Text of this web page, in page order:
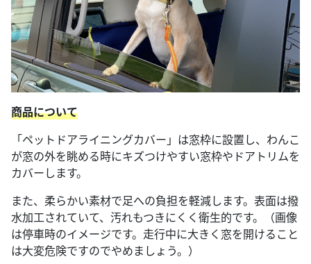
商品について
「ペットドアライニングカバー」は窓枠に設置し、わんこ
が窓の外を眺める時にキズつけやすい窓枠やドアトリムを
カバーします。
また、柔らかい素材で足への負担を軽減します。表面は撥
水加工されていて、汚れもつきにくく衛生的です。（画像
は停車時のイメージです。走行中に大きく窓を開けること
は大変危険ですのでやめましょう。）